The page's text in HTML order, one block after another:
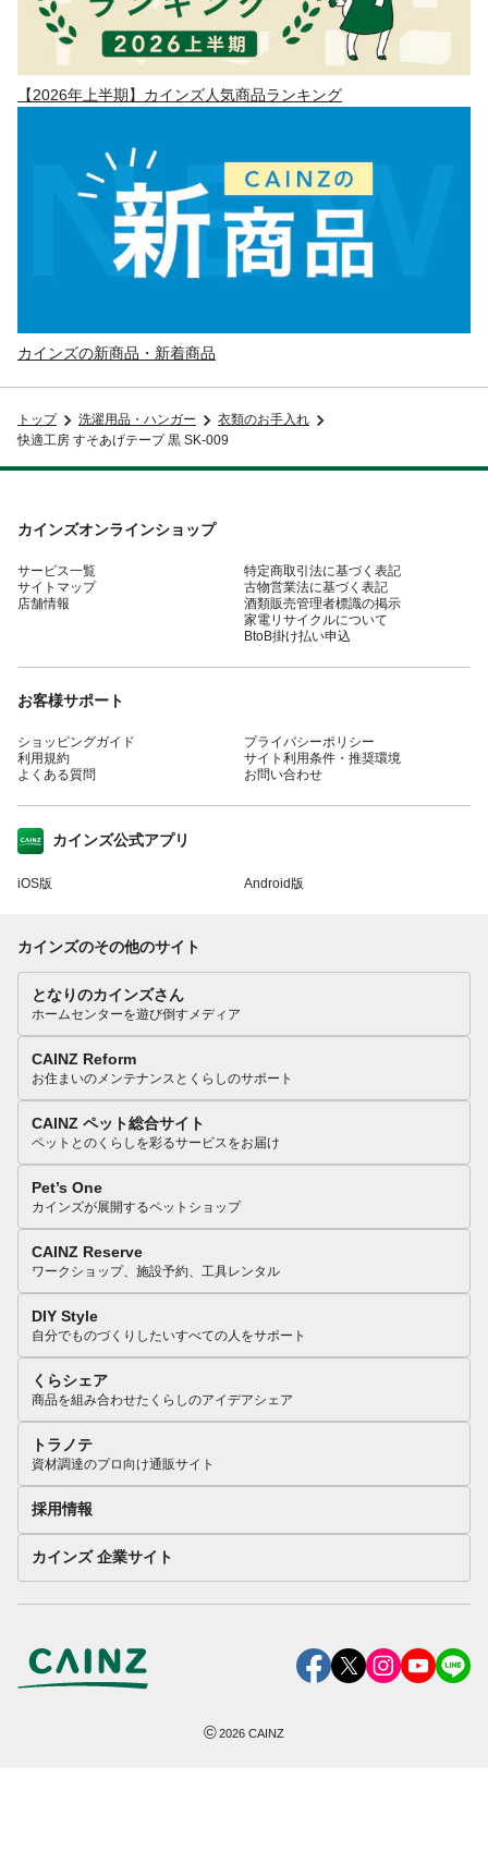
【2026年上半期】カインズ人気商品ランキング
カインズの新商品・新着商品
トップ 洗濯用品・ハンガー
衣類のお手入れ
快適工房 すそあげテープ 黒 SK-009
カインズオンラインショップ
サービス一覧
サイトマップ
店舗情報
特定商取引法に基づく表記
古物営業法に基づく表記
酒類販売管理者標識の掲示
家電リサイクルについて
BtoB掛け払い申込
お客様サポート
ショッピングガイド
利用規約
よくある質問
プライバシーポリシー
サイト利用条件・推奨環境
お問い合わせ
カインズ公式アプリ
iOS版 Android版
カインズのその他のサイト
となりのカインズさん
ホームセンターを遊び倒すメディア
CAINZ Reform
お住まいのメンテナンスとくらしのサポート
CAINZ ペット総合サイト
ペットとのくらしを彩るサービスをお届け
Pet’s One
カインズが展開するペットショップ
CAINZ Reserve
ワークショップ、施設予約、工具レンタル
DIY Style
自分でものづくりしたいすべての人をサポート
くらシェア
商品を組み合わせたくらしのアイデアシェア
トラノテ
資材調達のプロ向け通販サイト
採用情報
カインズ 企業サイト
©2026 CAINZ